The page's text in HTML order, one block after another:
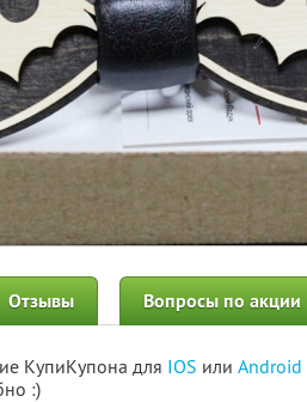
Отзывы Вопросы по акции
КупиКупона для IOS или Android
:)